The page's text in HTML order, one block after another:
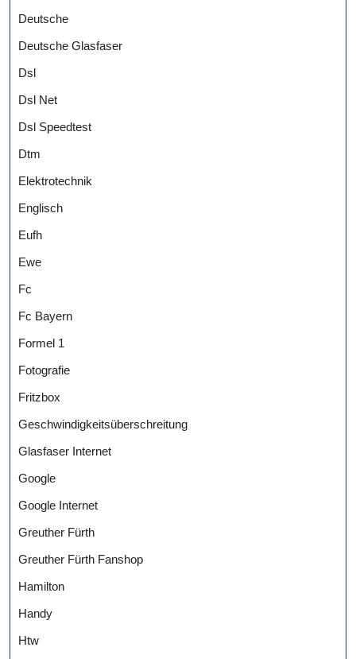
Deutsche
Deutsche Glasfaser
Dsl
Dsl Net
Dsl Speedtest
Dtm
Elektrotechnik
Englisch
Eufh
Ewe
Fc
Fc Bayern
Formel 1
Fotografie
Fritzbox
Geschwindigkeitsüberschreitung
Glasfaser Internet
Google
Google Internet
Greuther Fürth
Greuther Fürth Fanshop
Hamilton
Handy
Htw